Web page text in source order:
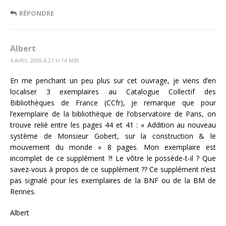
RÉPONDRE
Albert
4 AVRIL 2008 Á 21 H 14 MIN
En me penchant un peu plus sur cet ouvrage, je viens d’en
localiser 3 exemplaires au Catalogue Collectif des
Bibliothèques de France (CCfr), je remarque que pour
l’exemplaire de la bibliothèque de l’observatoire de Paris, on
trouve relié entre les pages 44 et 41 : « Addition au nouveau
système de Monsieur Gobert, sur la construction & le
mouvement du monde » 8 pages. Mon exemplaire est
incomplet de ce supplément ?! Le vôtre le possède-t-il ? Que
savez-vous à propos de ce supplément ?? Ce supplément n’est
pas signalé pour les exemplaires de la BNF ou de la BM de
Rennes.
Albert